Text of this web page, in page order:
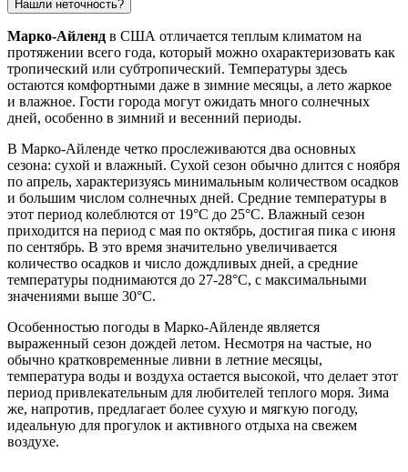
Нашли неточность?
Марко-Айленд в США отличается теплым климатом на
протяжении всего года, который можно охарактеризовать как
тропический или субтропический. Температуры здесь
остаются комфортными даже в зимние месяцы, а лето жаркое
и влажное. Гости города могут ожидать много солнечных
дней, особенно в зимний и весенний периоды.
В Марко-Айленде четко прослеживаются два основных
сезона: сухой и влажный. Сухой сезон обычно длится с ноября
по апрель, характеризуясь минимальным количеством осадков
и большим числом солнечных дней. Средние температуры в
этот период колеблются от 19°C до 25°C. Влажный сезон
приходится на период с мая по октябрь, достигая пика с июня
по сентябрь. В это время значительно увеличивается
количество осадков и число дождливых дней, а средние
температуры поднимаются до 27-28°C, с максимальными
значениями выше 30°C.
Особенностью погоды в Марко-Айленде является
выраженный сезон дождей летом. Несмотря на частые, но
обычно кратковременные ливни в летние месяцы,
температура воды и воздуха остается высокой, что делает этот
период привлекательным для любителей теплого моря. Зима
же, напротив, предлагает более сухую и мягкую погоду,
идеальную для прогулок и активного отдыха на свежем
воздухе.